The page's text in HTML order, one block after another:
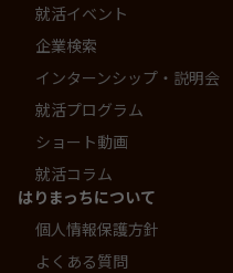
就活イベント
企業検索
インターンシップ・説明会
就活プログラム
ショート動画
就活コラム
はりまっちについて
個人情報保護方針
よくある質問